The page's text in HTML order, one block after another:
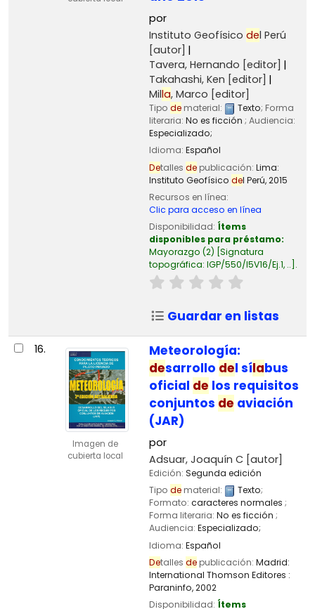
por
Instituto Geofísico del Perú
[autor]
Tavera, Hernando [editor]
Takahashi, Ken [editor]
Milla, Marco [editor]
Tipo dematerial: Texto; Forma
literaria: No es ficción ; Audiencia:
Especializado;
Idioma: Español
Detalles depublicación: Lima:
Instituto Geofísico del Perú,2015
Recursos en línea:
Clic para acceso en línea
Disponibilidad: Ítems
disponibles para préstamo:
Mayorazgo (2) Signatura
topográfica: IGP/550/I5V16/Ej.1, .. .
Guardar en listas
16.
Imagen de
cubierta local
Meteorología:
desarrollo del sílabus
oficial de los requisitos
conjuntos de aviación
(JAR)
por
Adsuar, Joaquín C[autor]
Edición: Segunda edición
Tipo dematerial: Texto;
Formato: caracteres normales ;
Forma literaria: No es ficción ;
Audiencia: Especializado;
Idioma: Español
Detalles depublicación: Madrid:
International Thomson Editores :
Paraninfo,2002
Disponibilidad: Ítems